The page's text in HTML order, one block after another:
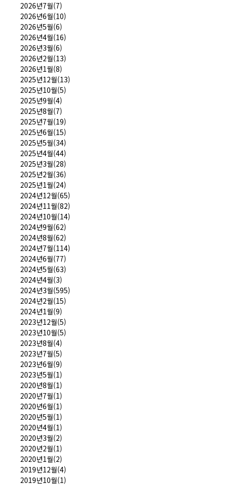
2026년7월(7)
2026년6월(10)
2026년5월(6)
2026년4월(16)
2026년3월(6)
2026년2월(13)
2026년1월(8)
2025년12월(13)
2025년10월(5)
2025년9월(4)
2025년8월(7)
2025년7월(19)
2025년6월(15)
2025년5월(34)
2025년4월(44)
2025년3월(28)
2025년2월(36)
2025년1월(24)
2024년12월(65)
2024년11월(82)
2024년10월(14)
2024년9월(62)
2024년8월(62)
2024년7월(114)
2024년6월(77)
2024년5월(63)
2024년4월(3)
2024년3월(595)
2024년2월(15)
2024년1월(9)
2023년12월(5)
2023년10월(5)
2023년8월(4)
2023년7월(5)
2023년6월(9)
2023년5월(1)
2020년8월(1)
2020년7월(1)
2020년6월(1)
2020년5월(1)
2020년4월(1)
2020년3월(2)
2020년2월(1)
2020년1월(2)
2019년12월(4)
2019년10월(1)